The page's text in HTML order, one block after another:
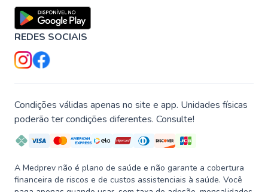
REDES SOCIAIS
Condições válidas apenas no site e app. Unidades físicas
poderão ter condições diferentes. Consulte!
A Medprev não é plano de saúde e não garante a cobertura
financeira de riscos e de custos assistenciais à saúde. Você